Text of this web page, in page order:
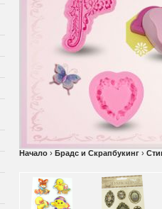
Начало › Брадс и Скрапбукинг ›